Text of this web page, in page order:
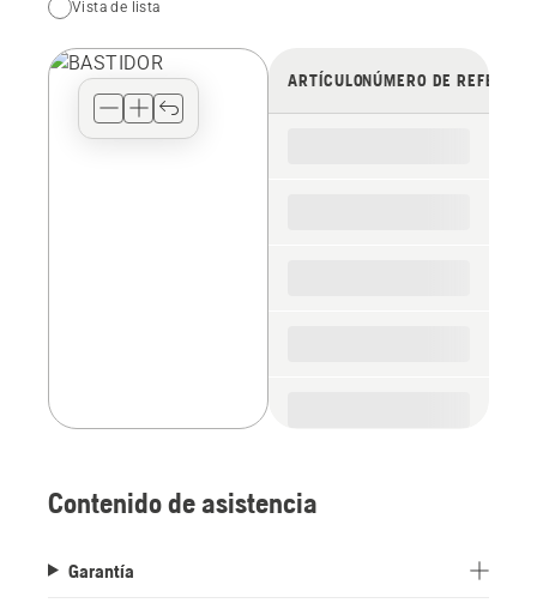
your
view
Vista de lista
ARTÍCULONÚMERO DE
Contenido de asistencia
Garantía